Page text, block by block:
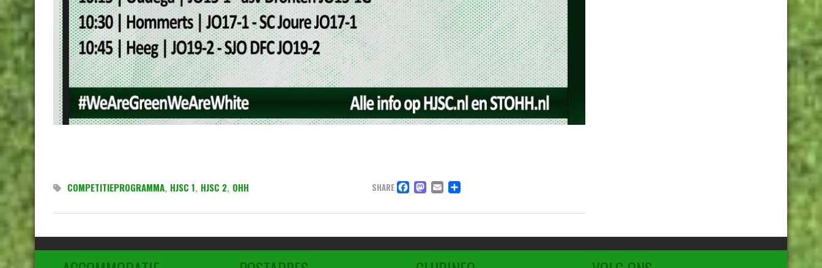
COMPETITIEPROGRAMMA, HJSC 1, HJSC 2, OHH SHARE FACEBOOK
MASTODON
EMAILDELEN